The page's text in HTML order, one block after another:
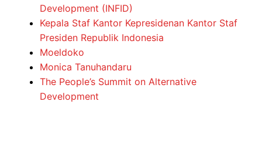
Development (INFID)
Kepala Staf Kantor Kepresidenan Kantor Staf
Presiden Republik Indonesia
Moeldoko
Monica Tanuhandaru
The People’s Summit on Alternative
Development